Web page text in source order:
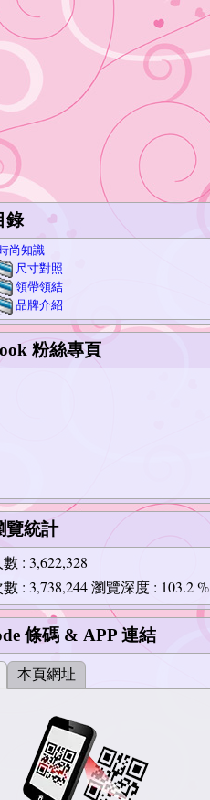
錄
尚知識
尺寸對照
領帶領結
品牌介紹
粉絲專頁
覽統計
: 3,622,328
: 3,738,244 瀏覽深度: 103.2 %
條碼 & APP 連結
本頁網址